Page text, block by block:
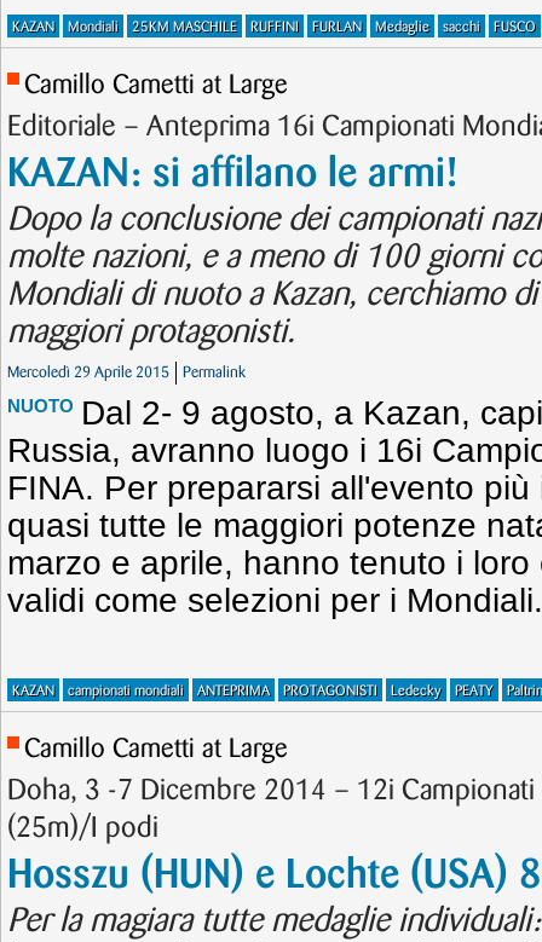
KAZAN Mondiali 25KM MASCHILE RUFFINI FURLAN Medaglie sacchi FUSCO
Camillo Cametti at Large
Editoriale – Anteprima 16i Campionati
KAZAN: si affilano le armi!
Dopo la conclusione dei campionati
molte nazioni, e a meno di 100 giorni
Mondiali di nuoto a Kazan, cerchiamo
maggiori protagonisti.
Mercoledì 29 Aprile 2015 Permalink
NUOTO Dal 2- 9 agosto, a Kazan,
Russia, avranno luogo i 16i
FINA. Per prepararsi all'evento
quasi tutte le maggiori potenze
marzo e aprile, hanno tenuto i
validi come selezioni per i Mondiali.
KAZAN campionati mondiali ANTEPRIMA PROTAGONISTI Ledecky PEATY
Camillo Cametti at Large
Doha, 3 -7 Dicembre 2014 – 12i
(25m)/I podi
Hosszu (HUN) e Lochte (USA)
Per la magiara tutte medaglie